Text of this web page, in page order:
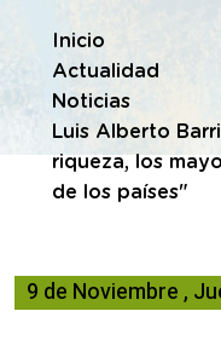
Te encuentras en
Inicio
Actualidad
Noticias
Luis Alberto
riqueza, los
de los países"
9 de Noviembre,